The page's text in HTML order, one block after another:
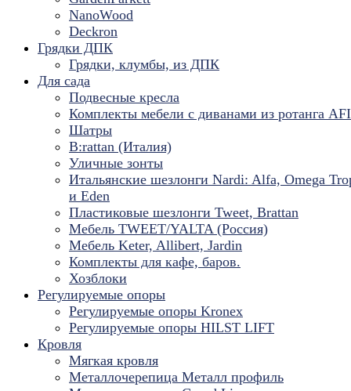
NanoWood
Deckron
Грядки ДПК
Грядки, клумбы, из ДПК
Для сада
Подвесные кресла
Комплекты мебели с диванами из ротанга
Шатры
B:rattan (Италия)
Уличные зонты
Итальянские шезлонги Nardi: Alfa, Omega
и Eden
Пластиковые шезлонги Tweet, Brattan
Мебель TWEET/YALTA (Россия)
Мебель Keter, Allibert, Jardin
Комплекты для кафе, баров.
Хозблоки
Регулируемые опоры
Регулируемые опоры Kronex
Регулируемые опоры HILST LIFT
Кровля
Мягкая кровля
Металлочерепица Металл профиль